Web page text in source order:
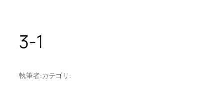
3-1
執筆者:カテゴリ: